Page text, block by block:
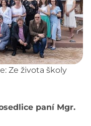
Ze života školy
paní Mgr.